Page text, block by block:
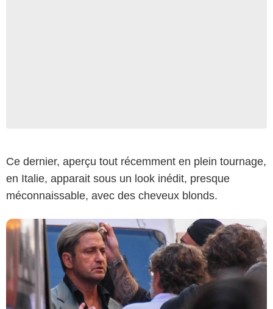
Ce dernier, aperçu tout récemment en plein tournage,
en Italie, apparait sous un look inédit, presque
méconnaissable, avec des cheveux blonds.
Bestimage